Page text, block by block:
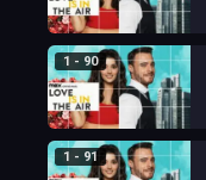
1 - 90
1 - 91